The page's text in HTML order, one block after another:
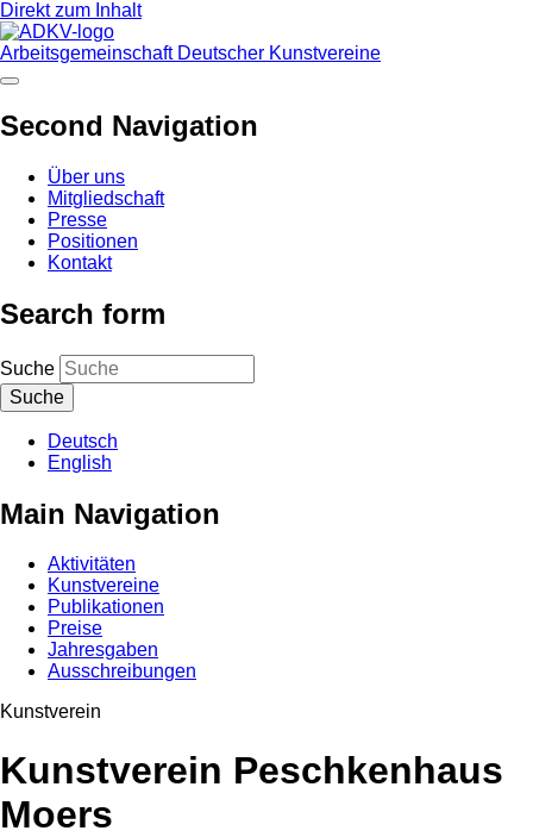
Direkt zum Inhalt
Arbeitsgemeinschaft Deutscher Kunstvereine
Second Navigation
Über uns
Mitgliedschaft
Presse
Positionen
Kontakt
Search form
Suche
Deutsch
English
Main Navigation
Aktivitäten
Kunstvereine
Publikationen
Preise
Jahresgaben
Ausschreibungen
Kunstverein
Kunstverein Peschkenhaus
Moers